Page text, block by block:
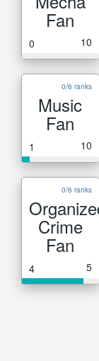
Fan
0 10
0/6 ranks
Music
Fan
1 10
0/6 ranks
Crime
Fan
4 5